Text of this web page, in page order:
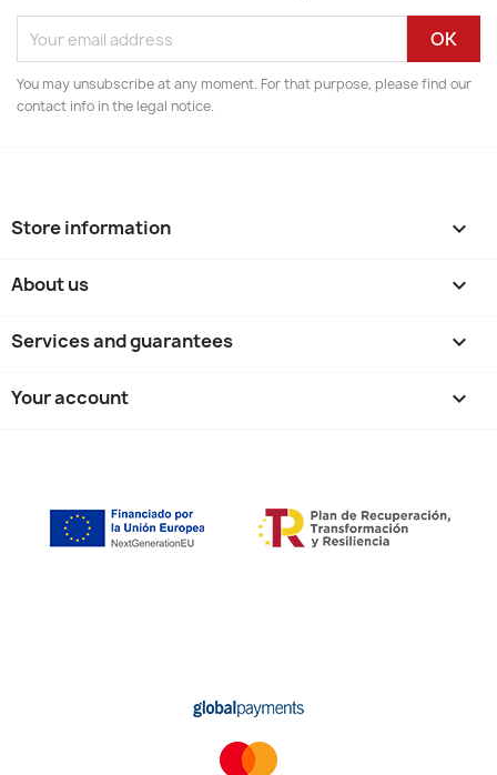
You may unsubscribe at any moment. For that purpose, please find our
contact info in the legal notice.
Store information keyboard_arrow_down
About us 
Services and guarantees 
Your account 